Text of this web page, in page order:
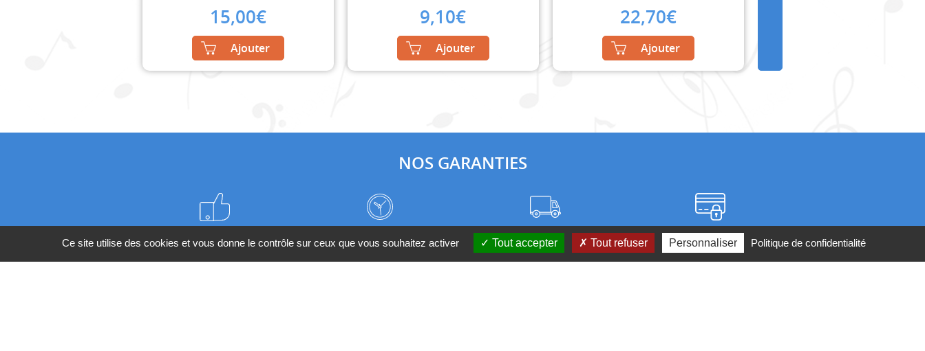
15,00€
Ajouter
9,10€
Ajouter
22,70€
Ajouter
NOS GARANTIES
Meilleurs prix du web Frais de port à prix coûtant Paiement sécurisé
Ce site utilise des cookies et vous donne le contrôle sur ceux que vous souhaitez activer Tout accepter Tout refuser Personnaliser Politique de confidentialité